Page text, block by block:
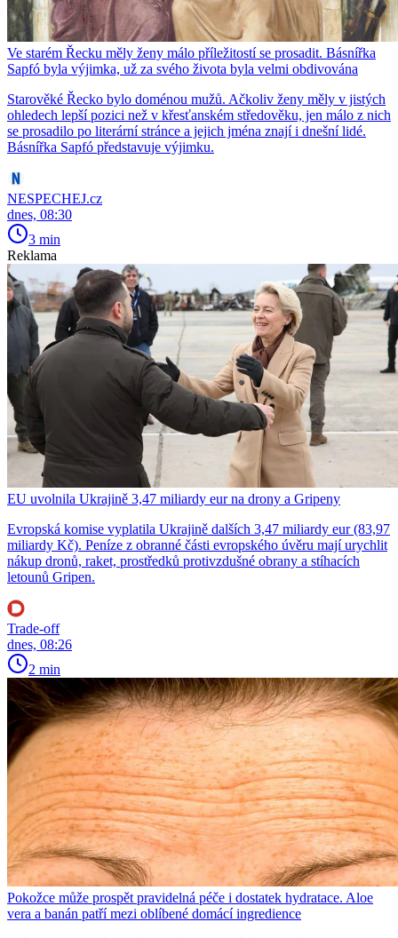
Ve starém Řecku měly ženy málo příležitostí se prosadit. Básnířka
Sapfó byla výjimka, už za svého života byla velmi obdivována
Starověké Řecko bylo doménou mužů. Ačkoliv ženy měly v jistých
ohledech lepší pozici než v křesťanském středověku, jen málo z nich
se prosadilo po literární stránce a jejich jména znají i dnešní lidé.
Básnířka Sapfó představuje výjimku.
NESPECHEJ.cz
dnes, 08:30
3 min
Reklama
EU uvolnila Ukrajině 3,47 miliardy eur na drony a Gripeny
Evropská komise vyplatila Ukrajině dalších 3,47 miliardy eur (83,97
miliardy Kč). Peníze z obranné části evropského úvěru mají urychlit
nákup dronů, raket, prostředků protivzdušné obrany a stíhacích
letounů Gripen.
Trade-off
dnes, 08:26
2 min
Pokožce může prospět pravidelná péče i dostatek hydratace. Aloe
vera a banán patří mezi oblíbené domácí ingredience